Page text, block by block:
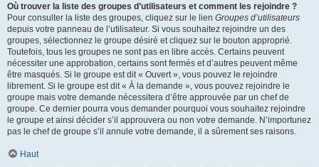
Où trouver la liste des groupes d’utilisateurs et comment les rejoindre ?
Pour consulter la liste des groupes, cliquez sur le lien Groupes d’utilisateurs
depuis votre panneau de l’utilisateur. Si vous souhaitez rejoindre un des
groupes, sélectionnez le groupe désiré et cliquez sur le bouton approprié.
Toutefois, tous les groupes ne sont pas en libre accès. Certains peuvent
nécessiter une approbation, certains sont fermés et d’autres peuvent même
être masqués. Si le groupe est dit « Ouvert », vous pouvez le rejoindre
librement. Si le groupe est dit « À la demande », vous pouvez rejoindre le
groupe mais votre demande nécessitera d’être approuvée par un chef de
groupe. Ce dernier pourra vous demander pourquoi vous souhaitez rejoindre
le groupe et ainsi décider s’il approuvera ou non votre demande. N’importunez
pas le chef de groupe s’il annule votre demande, il a sûrement ses raisons.
Haut